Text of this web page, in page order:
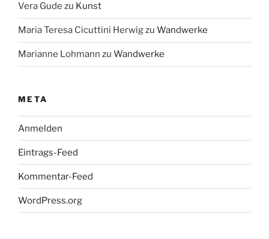
Vera Gude zu Kunst
Maria Teresa Cicuttini Herwigzu Wandwerke
Marianne Lohmann zu Wandwerke
META
Anmelden
Eintrags-Feed
Kommentar-Feed
WordPress.org